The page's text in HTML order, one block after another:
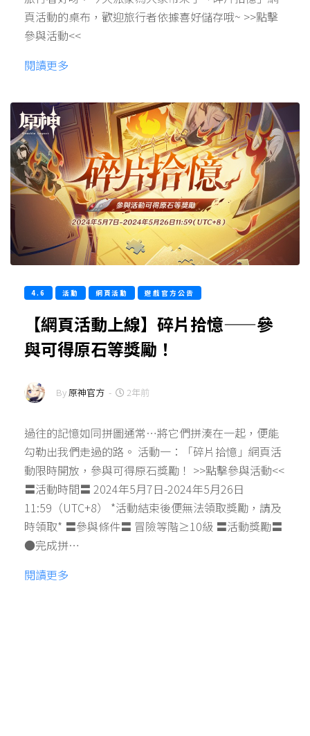
頁活動的桌布，歡迎旅行者依據喜好儲存哦~ >>點擊
參與活動<<
閱讀更多
4.6 活動 網頁活動 遊戲官方公告
【網頁活動上線】碎片拾憶——參
與可得原石等獎勵！
By原神官方 - 2年前
過往的記憶如同拼圖通常…將它們拼湊在一起，便能
勾勒出我們走過的路。 活動一：「碎片拾憶」網頁活
動限時開放，參與可得原石獎勵！ >>點擊參與活動<<
〓活動時間〓 2024年5月7日-2024年5月26日
11:59（UTC+8） *活動結束後便無法領取獎勵，請及
時領取* 〓參與條件〓 冒險等階≥10級 〓活動獎勵〓
●完成拼…
閱讀更多